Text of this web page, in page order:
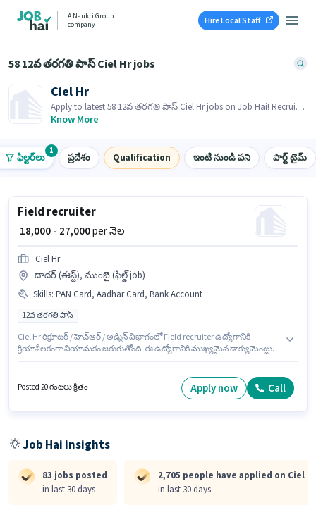
A Naukri Group
company
Hire Local Staff
58 12వ తరగతి పాస్ Ciel Hr jobs
Ciel Hr
Apply to latest 58 12వ తరగతి పాస్ Ciel Hr jobs on Job Hai! Recruiter
is actively hiring in your area.
Know More
ఫిల్టర్‌లు
1
ప్రదేశం Qualification ఇంటి నుండి పని పార్ట్ టైమ్
Field recruiter
₹ 18,000 - 27,000per నెల
Ciel Hr
దాదర్ (ఈస్ట్), ముంబై (ఫీల్డ్ job)
Skills: PAN Card, Aadhar Card, Bank Account
12వ తరగతి పాస్
Ciel Hr రిక్రూటర్ / హెచ్ఆర్ / అడ్మిన్ విభాగంలో Field recruiter ఉద్యోగానికి
క్రియాశీలకంగా నియామకం జరుగుతోంది. ఈ ఉద్యోగానికి ముఖ్యమైన డాక్యుమెంట్లు
పాలసీలపై ఆధారపడి ఇప్పించబడతాయి. ఈ ఉద్యోగానికి అభ్యర్థులు తప్పనిసరిగా
12వ తరగతి పాస్ డిగ్రీ/సర్టిఫికెట్ కలిగి ఉండాలి. ఈ ఉద్యోగానికి Fixed జీతం
Posted 20 గంటలు క్రితం Apply now Call
Job Hai insights
83 jobs posted
in last 30 days
2,705 people have applied on Ciel Hr
in last 30 days